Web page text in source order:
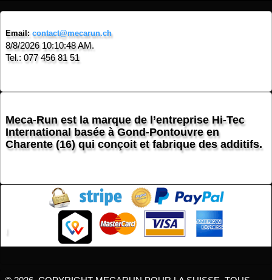
Email: contact@mecarun.ch
8/8/2026 10:10:48 AM.
Tel.: 077 456 81 51
Meca-Run est la marque de l’entreprise Hi-Tec
International basée à Gond-Pontouvre en
Charente (16) qui conçoit et fabrique des additifs.